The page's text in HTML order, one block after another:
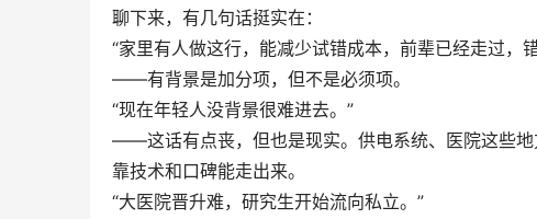
聊下来，有几句话挺实在：
“家里有人做这行，能减少试错成本，前辈已经走过，
——有背景是加分项，但不是必须项。
“现在年轻人没背景很难进去。”
——这话有点丧，但也是现实。供电系统、医院这些
靠技术和口碑能走出来。
“大医院晋升难，研究生开始流向私立。”